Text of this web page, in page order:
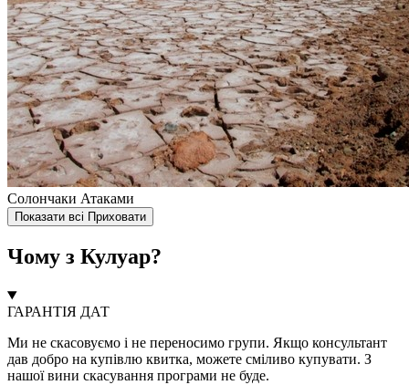
Солончаки Атаками
Показати всі Приховати
Чому з Кулуар?
ГАРАНТІЯ ДАТ
Ми не скасовуємо і не переносимо групи. Якщо консультант
дав добро на купівлю квитка, можете сміливо купувати. З
нашої вини скасування програми не буде.